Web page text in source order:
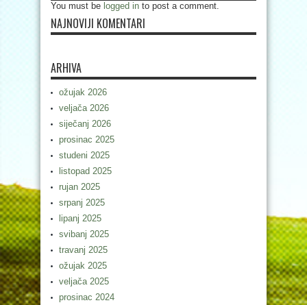
You must be logged in to post a comment.
NAJNOVIJI KOMENTARI
ARHIVA
ožujak 2026
veljača 2026
siječanj 2026
prosinac 2025
studeni 2025
listopad 2025
rujan 2025
srpanj 2025
lipanj 2025
svibanj 2025
travanj 2025
ožujak 2025
veljača 2025
prosinac 2024